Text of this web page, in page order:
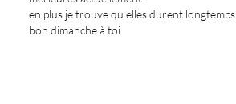
en plus je trouve qu elles durent longtemps
bon dimanche à toi